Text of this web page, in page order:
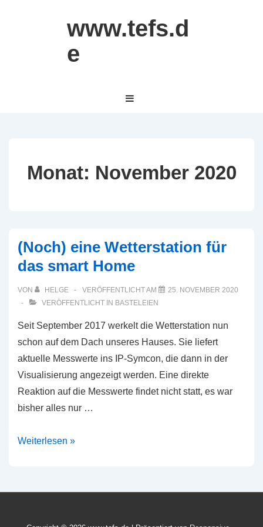
www.tefs.d
e
Monat: November 2020
(Noch) eine Wetterstation für
das smart Home
VON HELGE VERÖFFENTLICHT AM
25. NOVEMBER 2020
VERÖFFENTLICHT IN BASTELEIEN
Seit September 2017 werkelt die Wetterstation nun
schon auf dem Dach unseres Hauses. Sie liefert
aktuelle Messwerte ins IP-Symcon, die dann in der
Visualisierung angezeigt werden. Eine direkte
Reaktion auf die Messwerte findet nicht statt, es war
bisher alles nur …
(Noch)
für
smart
Weiterlesen »